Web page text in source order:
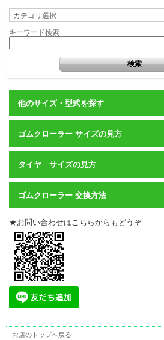
キーワード検索
他のサイズ・型式を探す
ゴムクローラー サイズの見方
タイヤ サイズの見方
ゴムクローラー 交換方法
★お問い合わせはこちらからもどうぞ
お店のトップへ戻る